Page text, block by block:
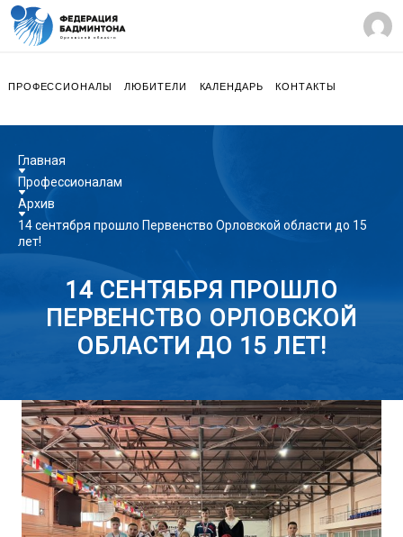
ПРОФЕССИОНАЛЫ ЛЮБИТЕЛИ КАЛЕНДАРЬ КОНТАКТЫ
Главная
Профессионалам
Архив
14 сентября прошло Первенство Орловской области до 15
лет!
14 СЕНТЯБРЯ ПРОШЛО
ПЕРВЕНСТВО ОРЛОВСКОЙ
ОБЛАСТИ ДО 15 ЛЕТ!